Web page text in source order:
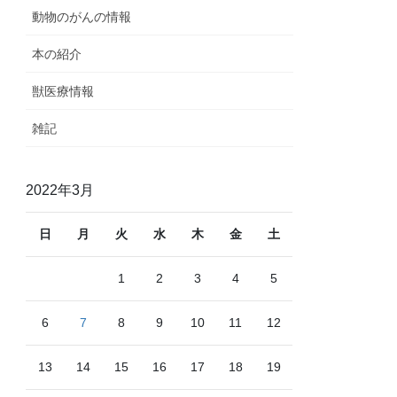
動物のがんの情報
本の紹介
獣医療情報
雑記
2022年3月
日 月 火 水 木 金 土
1 2 3 4 5
6 7 8 9 10 11 12
13 14 15 16 17 18 19